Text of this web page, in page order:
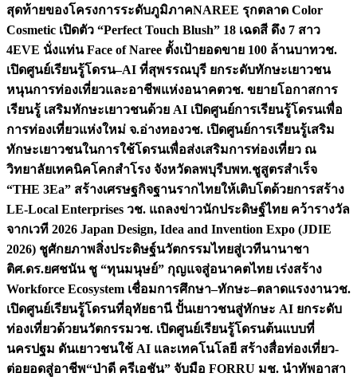
สุดท้ายของโครงการระดับภูมิภาคNAREE รุกตลาด Color
Cosmetic เปิดตัว “Perfect Touch Blush” 18 เฉดสี ดึง 7 สาว
4EVE นั่งแท่น Face of Naree ตั้งเป้ายอดขาย 100 ล้านบาทวช.
เปิดศูนย์เรียนรู้โดรน–AI ที่สุพรรณบุรี ยกระดับทักษะเยาวชน
หนุนการท่องเที่ยวและอาชีพแห่งอนาคตวช. ขยายโอกาสการ
เรียนรู้ เสริมทักษะเยาวชนด้วย AI เปิดศูนย์การเรียนรู้โดรนเพื่อ
การท่องเที่ยวแห่งใหม่ จ.อ่างทองวช. เปิดศูนย์การเรียนรู้เสริม
ทักษะเยาวชนในการใช้โดรนเพื่อส่งเสริมการท่องเที่ยว ณ
วิทยาลัยเทคนิคโคกสำโรง จังหวัดลพบุรีบพท.ชูสูตรสำเร็จ
“THE 3Ea” สร้างเศรษฐกิจฐานรากไทยให้เติบโตด้วยการสร้าง
LE-Local Enterprises วช. แถลงข่าวนักประดิษฐ์ไทย คว้ารางวัล
จากเวที 2026 Japan Design, Idea and Invention Expo (JDIE
2026) ชูศักยภาพสิ่งประดิษฐ์นวัตกรรมไทยสู่เวทีนานาชา
ติศ.ดร.ยศชนัน ชู “ทุนมนุษย์” กุญแจสู่อนาคตไทย เร่งสร้าง
Workforce Ecosystem เชื่อมการศึกษา–ทักษะ–ตลาดแรงงานวช.
เปิดศูนย์เรียนรู้โดรนที่อุทัยธานี ปั้นเยาวชนสู่ทักษะ AI ยกระดับ
ท่องเที่ยวด้วยนวัตกรรมวช. เปิดศูนย์เรียนรู้โดรนต้นแบบที่
นครปฐม ดันเยาวชนใช้ AI และเทคโนโลยี สร้างสื่อท่องเที่ยว-
ต่อยอดสู่อาชีพ“ป่าดี ครีเอชัน” จับมือ FORRU มช. นำทัพอาสา